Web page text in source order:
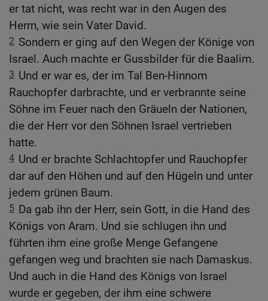
er tat nicht, was recht war in den Augen des
Herrn, wie sein Vater David.
2 Sondern er ging auf den Wegen der Könige von
Israel. Auch machte er Gussbilder für die Baalim.
3 Und er war es, der im Tal Ben-Hinnom
Rauchopfer darbrachte, und er verbrannte seine
Söhne im Feuer nach den Gräueln der Nationen,
die der Herr vor den Söhnen Israel vertrieben
hatte.
4 Und er brachte Schlachtopfer und Rauchopfer
dar auf den Höhen und auf den Hügeln und unter
jedem grünen Baum.
5 Da gab ihn der Herr, sein Gott, in die Hand des
Königs von Aram. Und sie schlugen ihn und
führten ihm eine große Menge Gefangene
gefangen weg und brachten sie nach Damaskus.
Und auch in die Hand des Königs von Israel
wurde er gegeben, der ihm eine schwere